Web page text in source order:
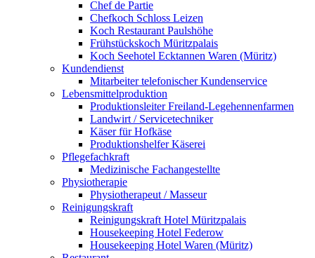
Chef de Partie
Chefkoch Schloss Leizen
Koch Restaurant Paulshöhe
Frühstückskoch Müritzpalais
Koch Seehotel Ecktannen Waren (Müritz)
Kundendienst
Mitarbeiter telefonischer Kundenservice
Lebensmittelproduktion
Produktionsleiter Freiland-Legehennenfarmen
Landwirt / Servicetechniker
Käser für Hofkäse
Produktionshelfer Käserei
Pflegefachkraft
Medizinische Fachangestellte
Physiotherapie
Physiotherapeut / Masseur
Reinigungskraft
Reinigungskraft Hotel Müritzpalais
Housekeeping Hotel Federow
Housekeeping Hotel Waren (Müritz)